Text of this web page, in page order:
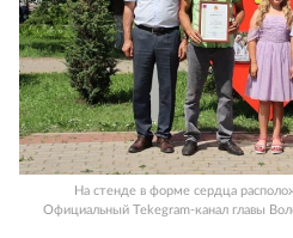
На стенде в форме сердца
Официальный Tekegram-канал главы